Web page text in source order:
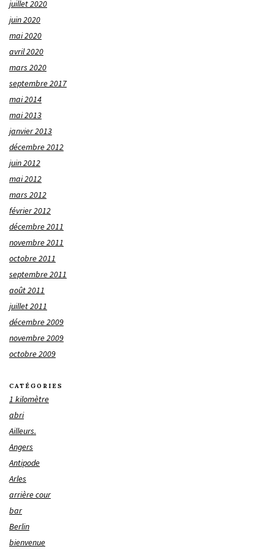
juillet 2020
juin 2020
mai 2020
avril 2020
mars 2020
septembre 2017
mai 2014
mai 2013
janvier 2013
décembre 2012
juin 2012
mai 2012
mars 2012
février 2012
décembre 2011
novembre 2011
octobre 2011
septembre 2011
août 2011
juillet 2011
décembre 2009
novembre 2009
octobre 2009
CATÉGORIES
1 kilomètre
abri
Ailleurs.
Angers
Antipode
Arles
arrière cour
bar
Berlin
bienvenue